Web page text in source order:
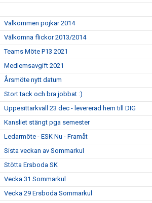
Välkommen pojkar 2014
Välkomna flickor 2013/2014
Teams Möte P13 2021
Medlemsavgift 2021
Årsmöte nytt datum
Stort tack och bra jobbat :)
Uppesittarkväll 23 dec - levererad hem till DIG
Kansliet stängt pga semester
Ledarmöte - ESK Nu - Framåt
Sista veckan av Sommarkul
Stötta Ersboda SK
Vecka 31 Sommarkul
Vecka 29 Ersboda Sommarkul